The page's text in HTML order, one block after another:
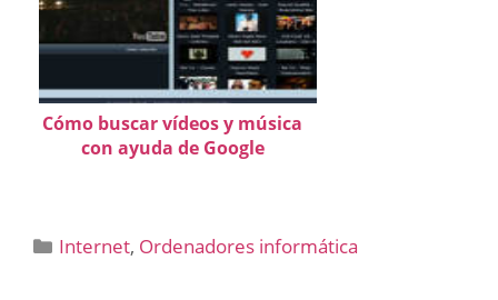
Cómo buscar vídeos y música
con ayuda de Google
Categorías
Internet, Ordenadores informática